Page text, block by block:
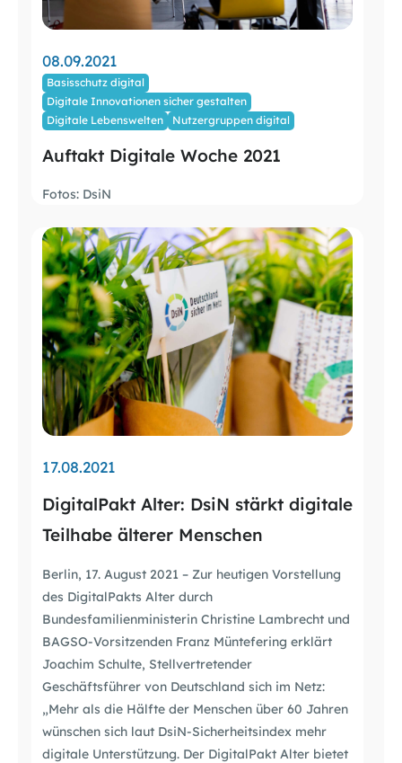
08.09.2021
Basisschutz digital
Digitale Innovationen sicher gestalten
Digitale Lebenswelten
Nutzergruppen digital
Auftakt Digitale Woche 2021
Fotos: DsiN
17.08.2021
DigitalPakt Alter: DsiN stärkt digitale
Teilhabe älterer Menschen
Berlin, 17. August 2021 – Zur heutigen Vorstellung
des DigitalPakts Alter durch
Bundesfamilienministerin Christine Lambrecht und
BAGSO-Vorsitzenden Franz Müntefering erklärt
Joachim Schulte, Stellvertretender
Geschäftsführer von Deutschland sich im Netz:
„Mehr als die Hälfte der Menschen über 60 Jahren
wünschen sich laut DsiN-Sicherheitsindex mehr
digitale Unterstützung. Der DigitalPakt Alter bietet